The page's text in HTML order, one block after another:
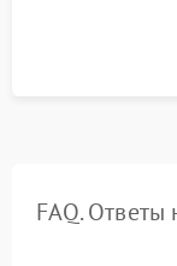
компрессора,
FAQ.